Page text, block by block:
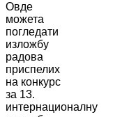
Овде
можета
погледати
изложбу
радова
приспелих
на конкурс
за 13.
интернационалну